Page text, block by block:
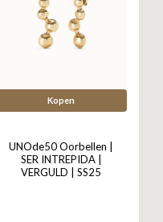
Kopen
UNOde50 Oorbellen |
SER INTREPIDA |
VERGULD | SS25